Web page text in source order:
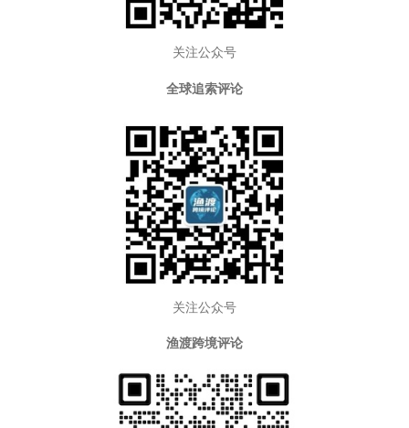
关注公众号
全球追索评论
关注公众号
渔渡跨境评论